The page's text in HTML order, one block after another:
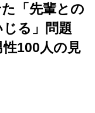
「先輩との
る」問題
100人の見